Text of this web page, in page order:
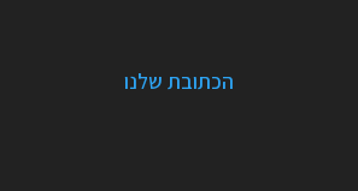
הכתובת שלנו